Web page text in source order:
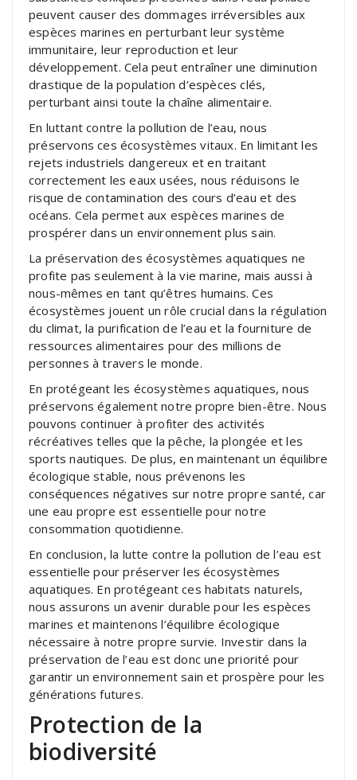
peuvent causer des dommages irréversibles aux
espèces marines en perturbant leur système
immunitaire, leur reproduction et leur
développement. Cela peut entraîner une diminution
drastique de la population d’espèces clés,
perturbant ainsi toute la chaîne alimentaire.
En luttant contre la pollution de l’eau, nous
préservons ces écosystèmes vitaux. En limitant les
rejets industriels dangereux et en traitant
correctement les eaux usées, nous réduisons le
risque de contamination des cours d’eau et des
océans. Cela permet aux espèces marines de
prospérer dans un environnement plus sain.
La préservation des écosystèmes aquatiques ne
profite pas seulement à la vie marine, mais aussi à
nous-mêmes en tant qu’êtres humains. Ces
écosystèmes jouent un rôle crucial dans la régulation
du climat, la purification de l’eau et la fourniture de
ressources alimentaires pour des millions de
personnes à travers le monde.
En protégeant les écosystèmes aquatiques, nous
préservons également notre propre bien-être. Nous
pouvons continuer à profiter des activités
récréatives telles que la pêche, la plongée et les
sports nautiques. De plus, en maintenant un équilibre
écologique stable, nous prévenons les
conséquences négatives sur notre propre santé, car
une eau propre est essentielle pour notre
consommation quotidienne.
En conclusion, la lutte contre la pollution de l’eau est
essentielle pour préserver les écosystèmes
aquatiques. En protégeant ces habitats naturels,
nous assurons un avenir durable pour les espèces
marines et maintenons l’équilibre écologique
nécessaire à notre propre survie. Investir dans la
préservation de l’eau est donc une priorité pour
garantir un environnement sain et prospère pour les
générations futures.
Protection de la
biodiversité